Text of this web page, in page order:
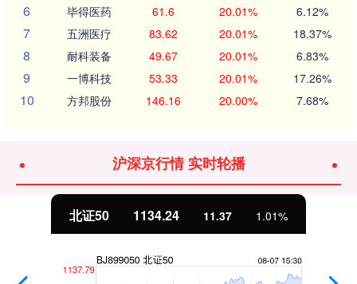
6 毕得医药 61.6 20.01% 6.12%
7 五洲医疗 83.62 20.01% 18.37%
8 耐科装备 49.67 20.01% 6.83%
9 一博科技 53.33 20.01% 17.26%
10 方邦股份 146.16 20.00% 7.68%
沪深京行情 实时轮播
北证50 1134.24 11.37 1.01%